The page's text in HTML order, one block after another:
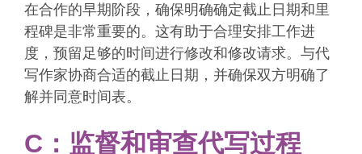
在合作的早期阶段，确保明确确定截止日期和里
程碑是非常重要的。这有助于合理安排工作进
度，预留足够的时间进行修改和修改请求。与代
写作家协商合适的截止日期，并确保双方明确了
解并同意时间表。
C：监督和审查代写过程